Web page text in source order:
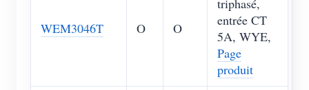
WEM3046T O O
entrée CT
5A, WYE,
Page
produit